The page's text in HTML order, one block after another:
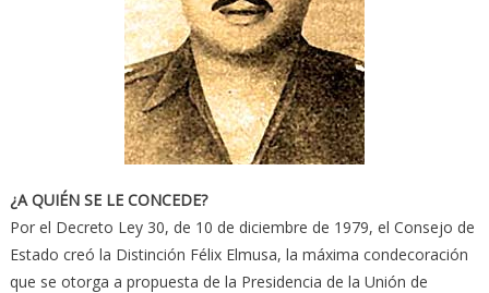
¿A QUIÉN SE LE CONCEDE?
Por el Decreto Ley 30, de 10 de diciembre de 1979, el Consejo de
Estado creó la Distinción Félix Elmusa, la máxima condecoración
que se otorga a propuesta de la Presidencia de la Unión de